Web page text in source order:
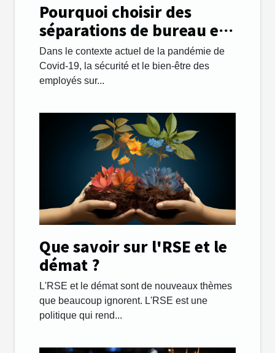
Pourquoi choisir des
séparations de bureau en
plexiglass ?
Dans le contexte actuel de la pandémie de
Covid-19, la sécurité et le bien-être des
employés sur...
Que savoir sur l'RSE et le
démat ?
L'RSE et le démat sont de nouveaux thèmes
que beaucoup ignorent. L'RSE est une
politique qui rend...